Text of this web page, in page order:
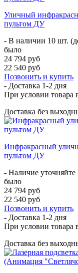
Уличный
пультом ДУ
- В наличии 10 шт.
было
24 794 руб
22 540 руб
Позвонить и купить
- Доставка 1-2 дня
При условии товара
Доставка без
Инфракрасный
пультом ДУ
- Наличие уточняйте
было
24 794 руб
22 540 руб
Позвонить и купить
- Доставка 1-2 дня
При условии товара
Доставка без